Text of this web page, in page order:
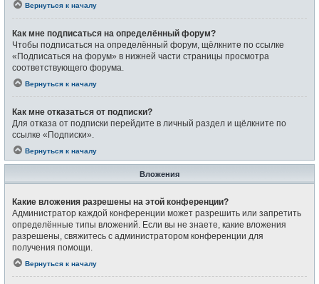
Вернуться к началу
Как мне подписаться на определённый форум?
Чтобы подписаться на определённый форум, щёлкните по ссылке
«Подписаться на форум» в нижней части страницы просмотра
соответствующего форума.
Вернуться к началу
Как мне отказаться от подписки?
Для отказа от подписки перейдите в личный раздел и щёлкните по
ссылке «Подписки».
Вернуться к началу
Вложения
Какие вложения разрешены на этой конференции?
Администратор каждой конференции может разрешить или запретить
определённые типы вложений. Если вы не знаете, какие вложения
разрешены, свяжитесь с администратором конференции для
получения помощи.
Вернуться к началу